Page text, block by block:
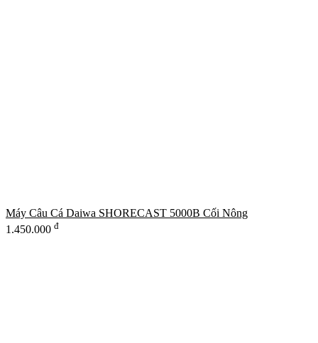
Máy Câu Cá Daiwa SHORECAST 5000B Cối Nông
1.450.000 đ